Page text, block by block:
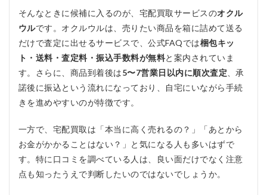
そんなときに候補に入るのが、宅配買取サービスのオクル
ウルです。オクルウルは、売りたい商品を箱に詰めて送る
だけで査定に出せるサービスで、公式FAQでは梱包キッ
ト・送料・査定料・振込手数料が無料と案内されていま
す。さらに、商品到着後は5〜7営業日以内に順次査定 、承
諾後に振込という流れになっており、自宅にいながら手続
きを進めやすいのが特徴です。
一方で、宅配買取は「本当に高く売れるの？」「あとから
お金がかかることはない？」と気になる人も多いはずで
す。特に口コミを調べている人は、良い面だけでなく注意
点も知ったうえで判断したいのではないでしょうか。